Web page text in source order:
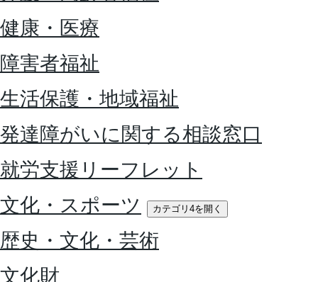
健康・医療
障害者福祉
生活保護・地域福祉
発達障がいに関する相談窓口
就労支援リーフレット
文化・スポーツ
カテゴリ4を開く
歴史・文化・芸術
文化財